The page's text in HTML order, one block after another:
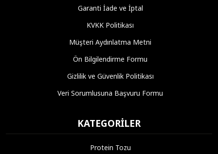
Garanti İade ve İptal
KVKK Politikası
Müşteri Aydınlatma Metni
Ön Bilgilendirme Formu
Gizlilik ve Güvenlik Politikası
Veri Sorumlusuna Başvuru Formu
KATEGORILER
Protein Tozu